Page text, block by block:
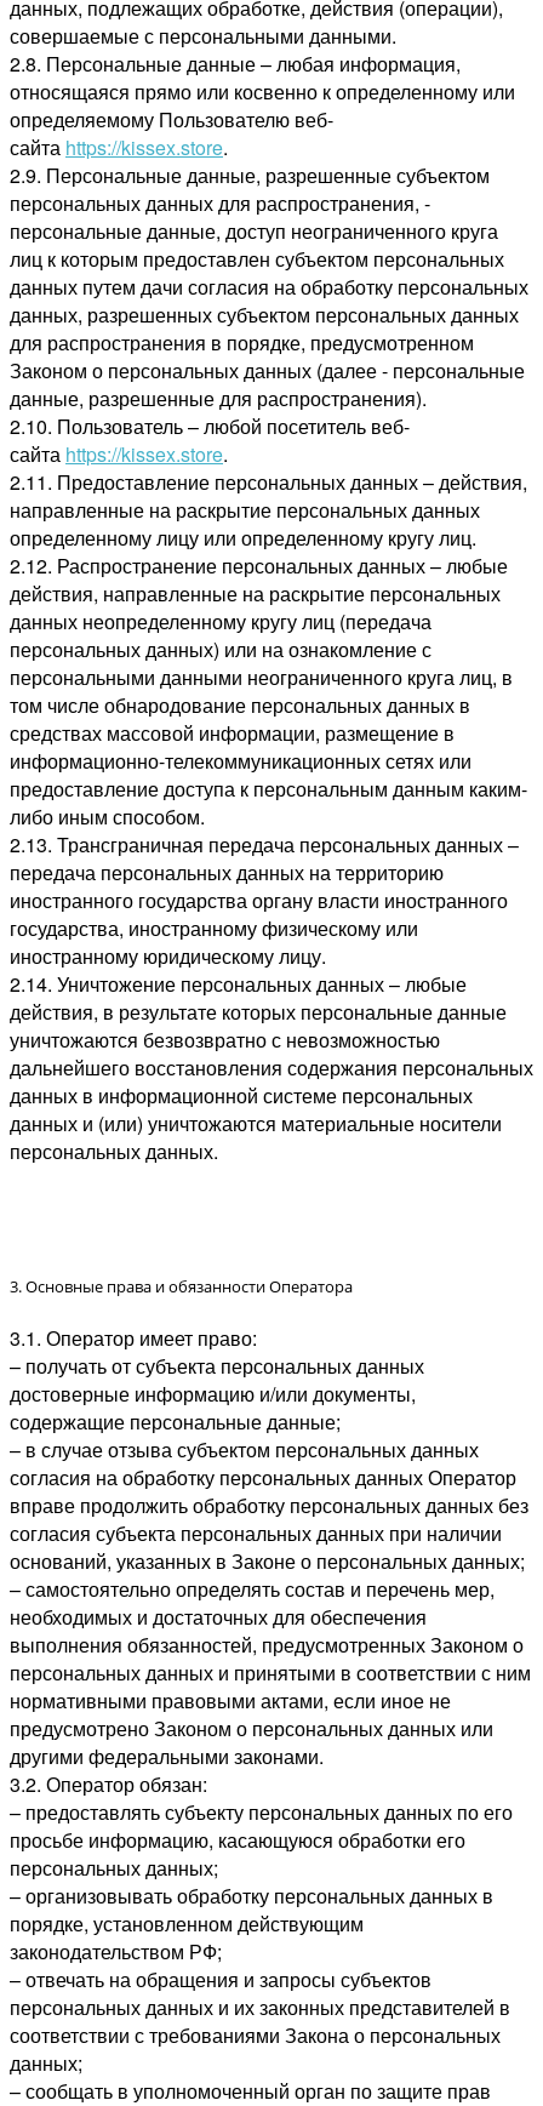
данных, подлежащих обработке, действия (операции),
совершаемые с персональными данными.
2.8. Персональные данные – любая информация,
относящаяся прямо или косвенно к определенному или
определяемому Пользователю веб-
сайта https://kissex.store.
2.9. Персональные данные, разрешенные субъектом
персональных данных для распространения, -
персональные данные, доступ неограниченного круга
лиц к которым предоставлен субъектом персональных
данных путем дачи согласия на обработку персональных
данных, разрешенных субъектом персональных данных
для распространения в порядке, предусмотренном
Законом о персональных данных (далее - персональные
данные, разрешенные для распространения).
2.10. Пользователь – любой посетитель веб-
сайта https://kissex.store.
2.11. Предоставление персональных данных – действия,
направленные на раскрытие персональных данных
определенному лицу или определенному кругу лиц.
2.12. Распространение персональных данных – любые
действия, направленные на раскрытие персональных
данных неопределенному кругу лиц (передача
персональных данных) или на ознакомление с
персональными данными неограниченного круга лиц, в
том числе обнародование персональных данных в
средствах массовой информации, размещение в
информационно-телекоммуникационных сетях или
предоставление доступа к персональным данным каким-
либо иным способом.
2.13. Трансграничная передача персональных данных –
передача персональных данных на территорию
иностранного государства органу власти иностранного
государства, иностранному физическому или
иностранному юридическому лицу.
2.14. Уничтожение персональных данных – любые
действия, в результате которых персональные данные
уничтожаются безвозвратно с невозможностью
дальнейшего восстановления содержания персональных
данных в информационной системе персональных
данных и (или) уничтожаются материальные носители
персональных данных.
3. Основные права и обязанности Оператора
3.1. Оператор имеет право:
– получать от субъекта персональных данных
достоверные информацию и/или документы,
содержащие персональные данные;
– в случае отзыва субъектом персональных данных
согласия на обработку персональных данных Оператор
вправе продолжить обработку персональных данных без
согласия субъекта персональных данных при наличии
оснований, указанных в Законе о персональных данных;
– самостоятельно определять состав и перечень мер,
необходимых и достаточных для обеспечения
выполнения обязанностей, предусмотренных Законом о
персональных данных и принятыми в соответствии с ним
нормативными правовыми актами, если иное не
предусмотрено Законом о персональных данных или
другими федеральными законами.
3.2. Оператор обязан:
– предоставлять субъекту персональных данных по его
просьбе информацию, касающуюся обработки его
персональных данных;
– организовывать обработку персональных данных в
порядке, установленном действующим
законодательством РФ;
– отвечать на обращения и запросы субъектов
персональных данных и их законных представителей в
соответствии с требованиями Закона о персональных
данных;
– сообщать в уполномоченный орган по защите прав